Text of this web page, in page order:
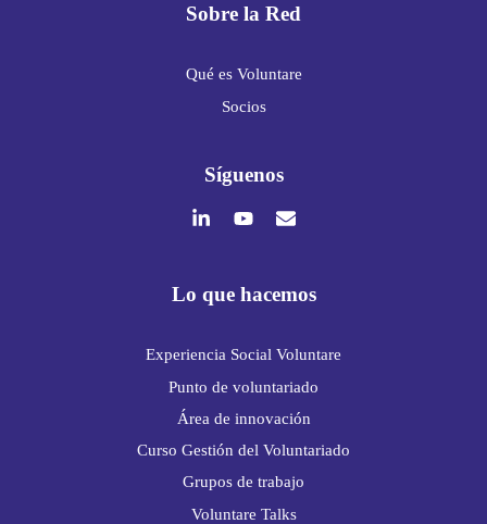
Sobre la Red
Qué es Voluntare
Socios
Síguenos
Lo que hacemos
Experiencia Social Voluntare
Punto de voluntariado
Área de innovación
Curso Gestión del Voluntariado
Grupos de trabajo
Voluntare Talks